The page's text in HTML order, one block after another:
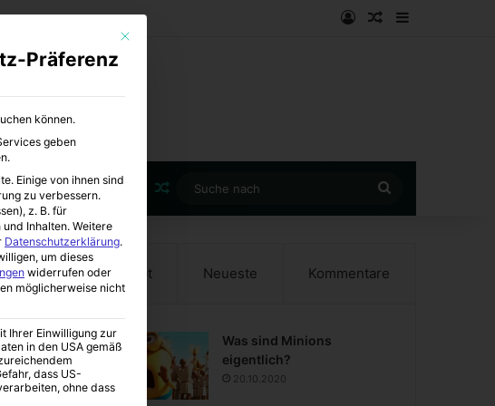
AnmeldenZufälliger
Zufälliger Artikel
nach
Beliebt Neueste Kommentare
Was sind Minions
eigentlich?
20.10.2020
Mit diesem Button wird der Dialog geschlossen. Seine Funktionalität ist
Präferenz
können.
geben
Einige von ihnen sind
zu verbessern.
z. B. für
Inhalten. Weitere
Datenschutzerklärung.
um dieses
widerrufen oder
möglicherweise nicht
Ihrer Einwilligung zur
in den USA gemäß
dass US-
ohne dass